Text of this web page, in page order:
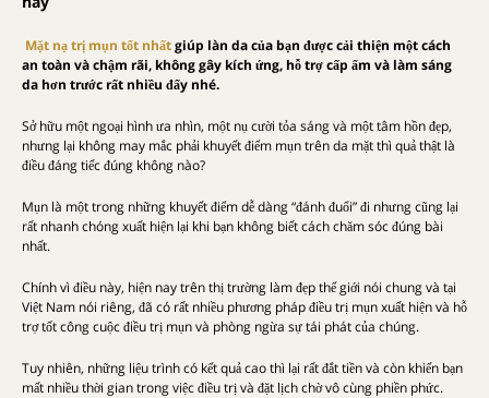
Mặt nạ trị mụn tốt nhấtgiúp làn da của bạn được cải thiện một cách
an toàn và chậm rãi, không gây kích ứng, hỗ trợ cấp ẩm và làm sáng
da hơn trước rất nhiều đấy nhé.
Sở hữu một ngoại hình ưa nhìn, một nụ cười tỏa sáng và một tâm hồn đẹp,
nhưng lại không may mắc phải khuyết điểm mụn trên da mặt thì quả thật là
điều đáng tiếc đúng không nào?
Mụn là một trong những khuyết điểm dễ dàng “đánh đuổi” đi nhưng cũng lại
rất nhanh chóng xuất hiện lại khi bạn không biết cách chăm sóc đúng bài
nhất.
Chính vì điều này, hiện nay trên thị trường làm đẹp thế giới nói chung và tại
Việt Nam nói riêng, đã có rất nhiều phương pháp điều trị mụn xuất hiện và hỗ
trợ tốt công cuộc điều trị mụn và phòng ngừa sự tái phát của chúng.
Tuy nhiên, những liệu trình có kết quả cao thì lại rất đắt tiền và còn khiến bạn
mất nhiều thời gian trong việc điều trị và đặt lịch chờ vô cùng phiền phức.